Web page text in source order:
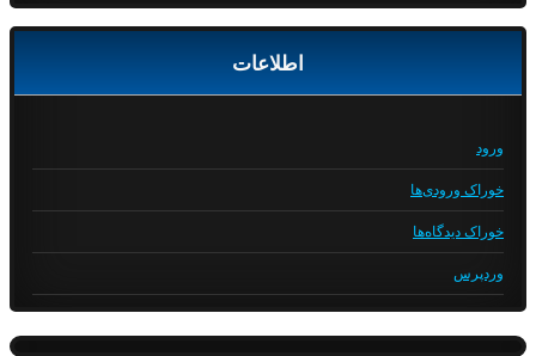
اطلاعات
ورود
خوراک ورودی‌ها
خوراک دیدگاه‌ها
وردپرس